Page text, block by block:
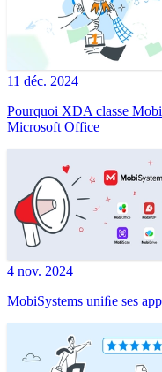
11 déc. 2024
Pourquoi XDA classe
Microsoft Office
4 nov. 2024
MobiSystems uniﬁe ses